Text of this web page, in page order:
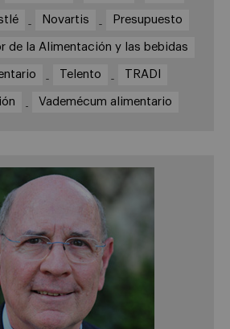
Novartis Presupuesto
de la Alimentación y las bebidas
Telento TRADI
Vademécum alimentario